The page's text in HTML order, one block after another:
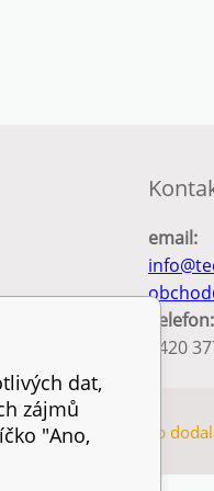
email:
Telefon:
+420
Tento eshop
dat,
zájmů
"Ano,